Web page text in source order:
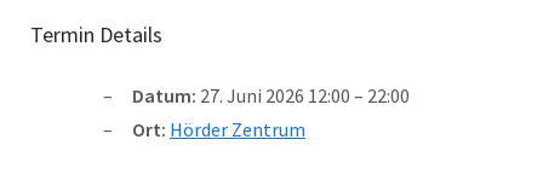
Termin Details
Datum: 27. Juni 2026 12:00 – 22:00
Ort: Hörder Zentrum